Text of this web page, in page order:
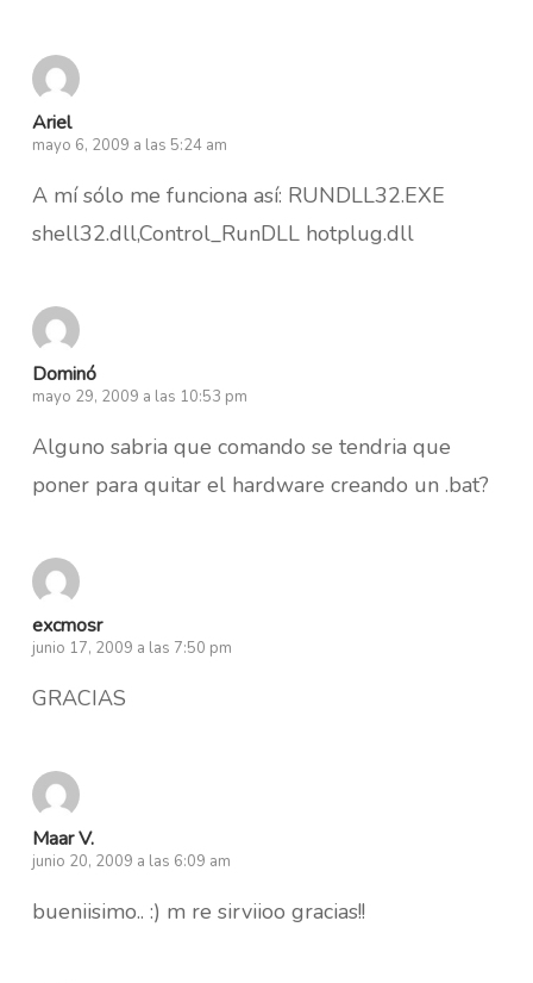
Ariel
mayo 6, 2009 a las 5:24 am
A mí sólo me funciona así: RUNDLL32.EXE
shell32.dll,Control_RunDLL hotplug.dll
Dominó
mayo 29, 2009 a las 10:53 pm
Alguno sabria que comando se tendria que
poner para quitar el hardware creando un .bat?
excmosr
junio 17, 2009 a las 7:50 pm
GRACIAS
Maar V.
junio 20, 2009 a las 6:09 am
bueniisimo.. :) m re sirviioo gracias!!